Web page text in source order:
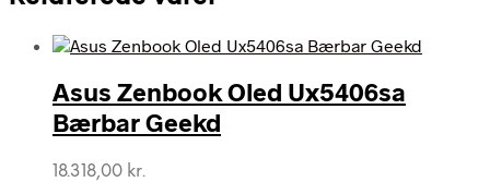
Asus Zenbook Oled Ux5406sa
Bærbar Geekd
18.318,00 kr.